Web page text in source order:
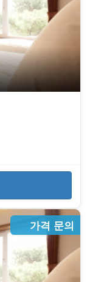
가격 문의